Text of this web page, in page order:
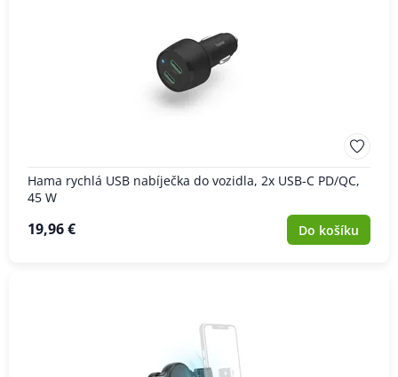
Hama rychlá USB nabíječka do vozidla, 2x USB-C PD/QC,
45 W
19,96 € Do košíku